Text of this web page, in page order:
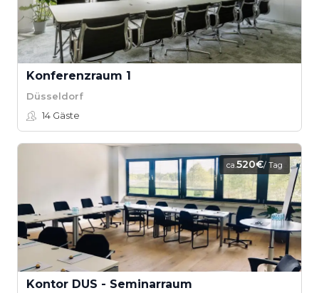
Konferenzraum 1
Düsseldorf
14 Gäste
ca.520€/ Tag
Kontor DUS - Seminarraum